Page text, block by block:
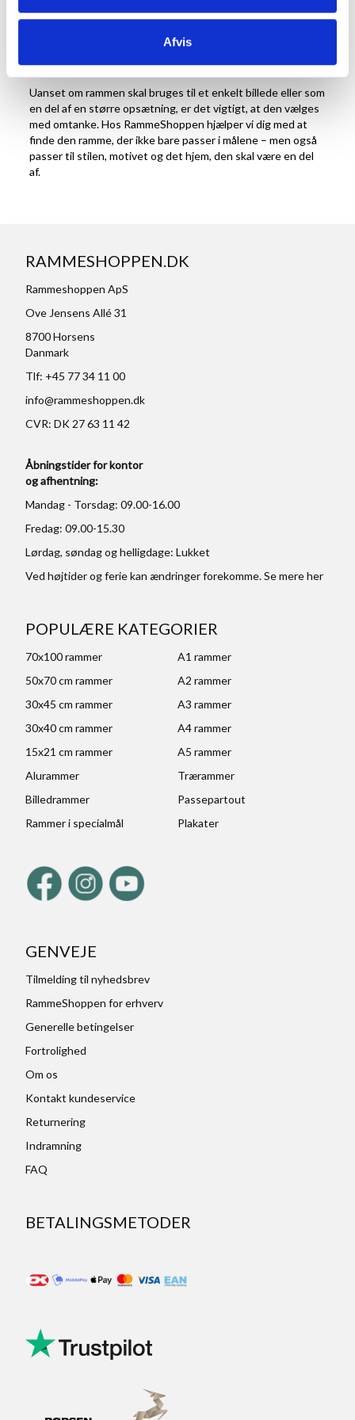
Afvis
stemning og tilføre det en særlig kant eller ro alt efter,
hvordan den er valgt. Den kan også være med til at binde
eller materialer.
Uanset om rammen skal bruges til et enkelt billede eller som
en del af en større opsætning, er det vigtigt, at den vælges
med omtanke. Hos RammeShoppen hjælper vi dig med at
finde den ramme, der ikke bare passer i målene – men også
passer til stilen, motivet og det hjem, den skal være en del
af.
RAMMESHOPPEN.DK
Rammeshoppen ApS
Ove Jensens Allé 31
8700 Horsens
Danmark
Tlf: +45 77 34 11 00
info@rammeshoppen.dk
CVR: DK 27 63 11 42
Åbningstider for kontor
og afhentning:
Mandag - Torsdag: 09.00-16.00
Fredag: 09.00-15.30
Lørdag, søndag og helligdage: Lukket
Ved højtider og ferie kan ændringer forekomme. Se mereher
POPULÆRE KATEGORIER
70x100 rammer
A1 rammer
50x70 cm rammer
A2 rammer
30x45 cm rammer
A3 rammer
30x40 cm rammer
A4 rammer
15x21 cm rammer
A5 rammer
Alurammer
Trærammer
Billedrammer
Passepartout
Rammer i specialmål
Plakater
GENVEJE
Tilmelding til nyhedsbrev
RammeShoppen for erhverv
Generelle betingelser
Fortrolighed
Om os
Kontakt kundeservice
Returnering
Indramning
FAQ
BETALINGSMETODER